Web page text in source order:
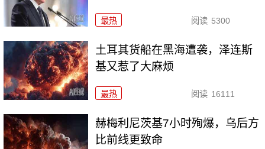
最热 阅读 5300
土耳其货船在黑海遭袭，泽连斯
基又惹了大麻烦
最热 阅读 16111
赫梅利尼茨基7小时殉爆，乌后方
比前线更致命